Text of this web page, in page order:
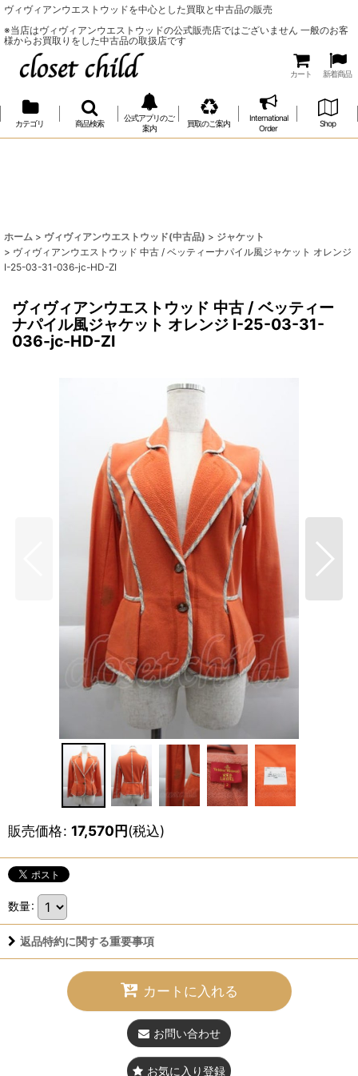
ヴィヴィアンウエストウッドを中心とした買取と中古品の販売
※当店はヴィヴィアンウエストウッドの公式販売店ではございません 一般のお客
様からお買取りをした中古品の取扱店です
カート 新着商品
カテゴリ 商品検索
公式アプリのご
案内
買取のご案内
International
Order
Shop
ホーム > ヴィヴィアンウエストウッド(中古品) > ジャケット
> ヴィヴィアンウエストウッド 中古 / ベッティーナパイル風ジャケット オレンジ
I-25-03-31-036-jc-HD-ZI
ヴィヴィアンウエストウッド 中古 / ベッティー
ナパイル風ジャケット オレンジ I-25-03-31-
036-jc-HD-ZI
販売価格: 17,570円(税込)
数量:
返品特約に関する重要事項
カートに入れる
お問い合わせ
お気に入り登録